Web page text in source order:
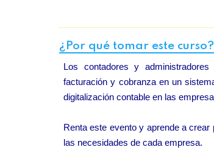
¿Por qué tomar este curso?
Los contadores y
facturación y cobranza en un
digitalización contable en las
Renta este evento y aprende a
las necesidades de cada empresa.